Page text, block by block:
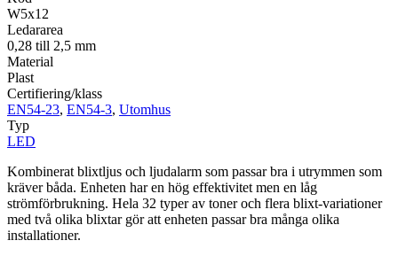
W5x12
Ledararea
0,28 till 2,5 mm
Material
Plast
Certifiering/klass
EN54-23, EN54-3, Utomhus
Typ
LED
Kombinerat blixtljus och ljudalarm som passar bra i utrymmen som
kräver båda. Enheten har en hög effektivitet men en låg
strömförbrukning. Hela 32 typer av toner och flera blixt-variationer
med två olika blixtar gör att enheten passar bra många olika
installationer.